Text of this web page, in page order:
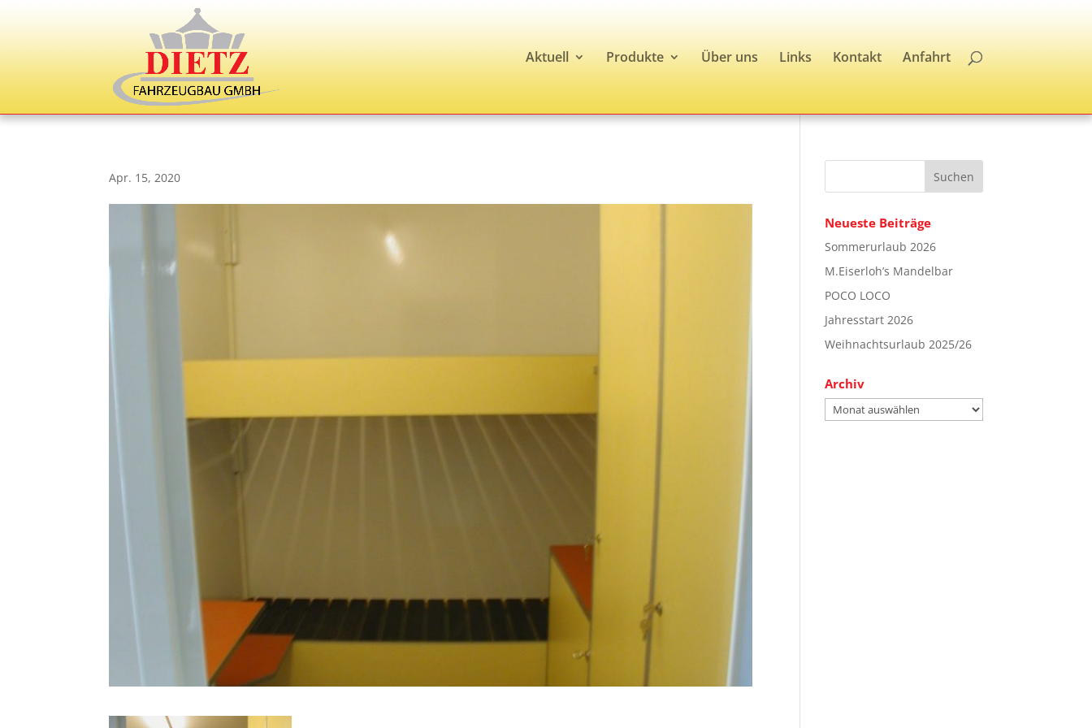
Aktuell Produkte Über uns Links Kontakt Anfahrt
Apr. 15, 2020
Neueste Beiträge
Sommerurlaub 2026
M.Eiserloh’s Mandelbar
POCO LOCO
Jahresstart 2026
Weihnachtsurlaub 2025/26
Archiv
Archiv